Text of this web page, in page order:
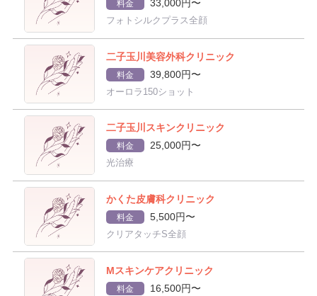
料金 33,000円〜
フォトシルクプラス全顔
二子玉川美容外科クリニック
料金 39,800円〜
オーロラ150ショット
二子玉川スキンクリニック
料金 25,000円〜
光治療
かくた皮膚科クリニック
料金 5,500円〜
クリアタッチS全顔
Mスキンケアクリニック
料金 16,500円〜